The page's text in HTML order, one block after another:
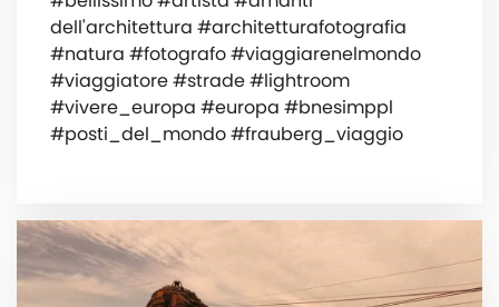
dell'architettura #architetturafotografia
#natura #fotografo #viaggiarenelmondo
#viaggiatore #strade #lightroom
#vivere_europa #europa #bnesimppl
#posti_del_mondo #frauberg_viaggio